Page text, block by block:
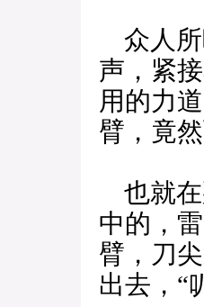
众人所
声，紧
用的力
臂，竟
也就在
中的，
臂，刀
出去，“